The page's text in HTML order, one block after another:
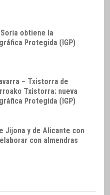
obtiene la
Protegida (IGP)
– Txistorra de
Txistorra: nueva
Protegida (IGP)
Jijona y de Alicante con
con almendras